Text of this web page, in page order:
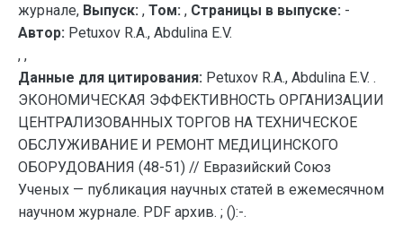
журнале, Выпуск: , Том: , Страницы в выпуске: -
Автор: Petuxov R.A., Abdulina E.V.
, ,
Данные для цитирования: Petuxov R.A., Abdulina E.V. .
ЭКОНОМИЧЕСКАЯ ЭФФЕКТИВНОСТЬ ОРГАНИЗАЦИИ
ЦЕНТРАЛИЗОВАННЫХ ТОРГОВ НА ТЕХНИЧЕСКОЕ
ОБСЛУЖИВАНИЕ И РЕМОНТ МЕДИЦИНСКОГО
ОБОРУДОВАНИЯ (48-51) // Евразийский Союз
Ученых — публикация научных статей в ежемесячном
научном журнале. PDF архив. ; ():-.